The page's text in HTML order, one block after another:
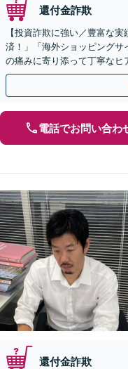
還付金詐欺
【投資詐欺に強い／豊富な
済！」「海外ショッピングサ
の痛みに寄り添って丁寧なヒ
金が得られるよう尽力します
電話でお問い合わ
還付金詐欺